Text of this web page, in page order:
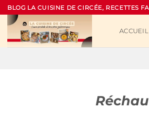
Passer
au
contenu
BLOG LA CUISINE DE CIRCÉE, RECETTES
ACCUEIL